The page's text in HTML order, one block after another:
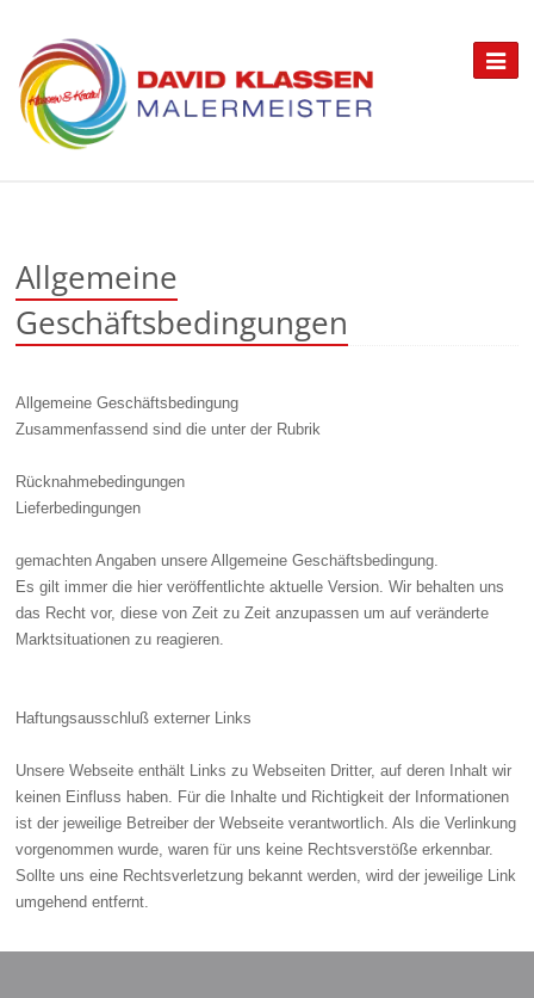
Allgemeine
Geschäftsbedingungen
Allgemeine Geschäftsbedingung
Zusammenfassend sind die unter der Rubrik
Rücknahmebedingungen
Lieferbedingungen
gemachten Angaben unsere Allgemeine Geschäftsbedingung.
Es gilt immer die hier veröffentlichte aktuelle Version. Wir behalten uns
das Recht vor, diese von Zeit zu Zeit anzupassen um auf veränderte
Marktsituationen zu reagieren.
Haftungsausschluß externer Links
Unsere Webseite enthält Links zu Webseiten Dritter, auf deren Inhalt wir
keinen Einfluss haben. Für die Inhalte und Richtigkeit der Informationen
ist der jeweilige Betreiber der Webseite verantwortlich. Als die Verlinkung
vorgenommen wurde, waren für uns keine Rechtsverstöße erkennbar.
Sollte uns eine Rechtsverletzung bekannt werden, wird der jeweilige Link
umgehend entfernt.